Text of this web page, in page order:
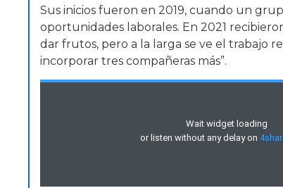
Sus inicios fueron en 2019, cuando un
oportunidades laborales. En 2021
dar frutos, pero a la larga se ve el trabajo
incorporar tres compañeras más”.